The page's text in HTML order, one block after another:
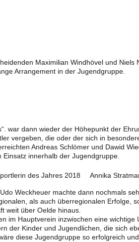
Maximilian Windhövel und Niels
Arrangement in der Jugendgruppe.
war dann wieder der Höhepunkt der
vergeben, die oder der sich in
Andreas Schlömer und Dawid
innerhalb der Jugendgruppe.
des Jahres 2018 Annika
Weckheuer machte dann nochmals
als auch überregionalen Erfolge,
weit über Oelde hinaus.
im Hauptverein inzwischen eine wichtige
der Kinder und Jugendlichen, die sich
diese Jugendgruppe so erfolgreich